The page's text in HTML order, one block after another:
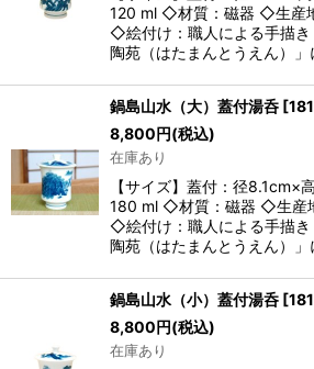
120 ml ◇材質：磁器 ◇生産
◇絵付け：職人による手描
陶苑（はたまんとうえん）
鍋島山水（大）蓋付湯呑 [
8,800円(税込)
在庫あり
【サイズ】蓋付：径8.1cm×
180 ml ◇材質：磁器 ◇生産
◇絵付け：職人による手描
陶苑（はたまんとうえん）
鍋島山水（小）蓋付湯呑 [
8,800円(税込)
在庫あり